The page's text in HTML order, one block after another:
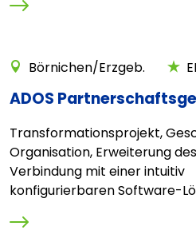
Börnichen/Erzgeb.
ADOS
Transformationsprojekt,
Organisation, Erweiterung
Verbindung mit einer intuitiv
konfigurierbaren Software-